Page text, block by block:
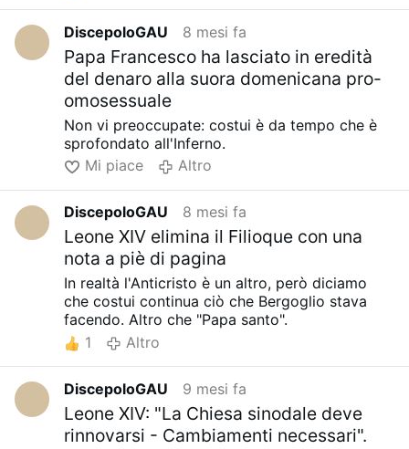
DiscepoloGAU 8 mesi fa
Papa Francesco ha lasciato in eredità
del denaro alla suora domenicana pro-
omosessuale
Non vi preoccupate: costui è da tempo che è
sprofondato all'Inferno.
Mi piace
Altro
DiscepoloGAU 8 mesi fa
Leone XIV elimina il Filioque con una
nota a piè di pagina
In realtà l'Anticristo è un altro, però diciamo
che costui continua ciò che Bergoglio stava
facendo. Altro che "Papa santo".
1
Altro
DiscepoloGAU 9 mesi fa
Leone XIV: "La Chiesa sinodale deve
rinnovarsi - Cambiamenti necessari".